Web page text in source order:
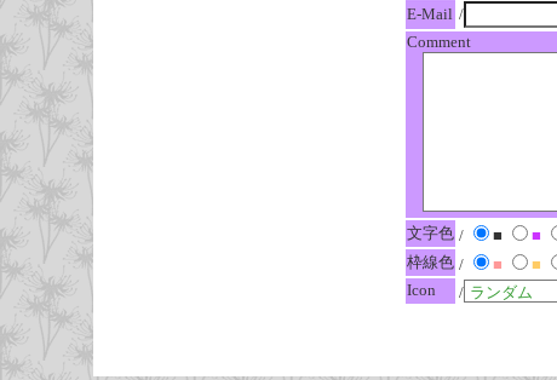
E-Mail /
Comment
文字色 / ■ ■
枠線色 / ■ ■
Icon
/